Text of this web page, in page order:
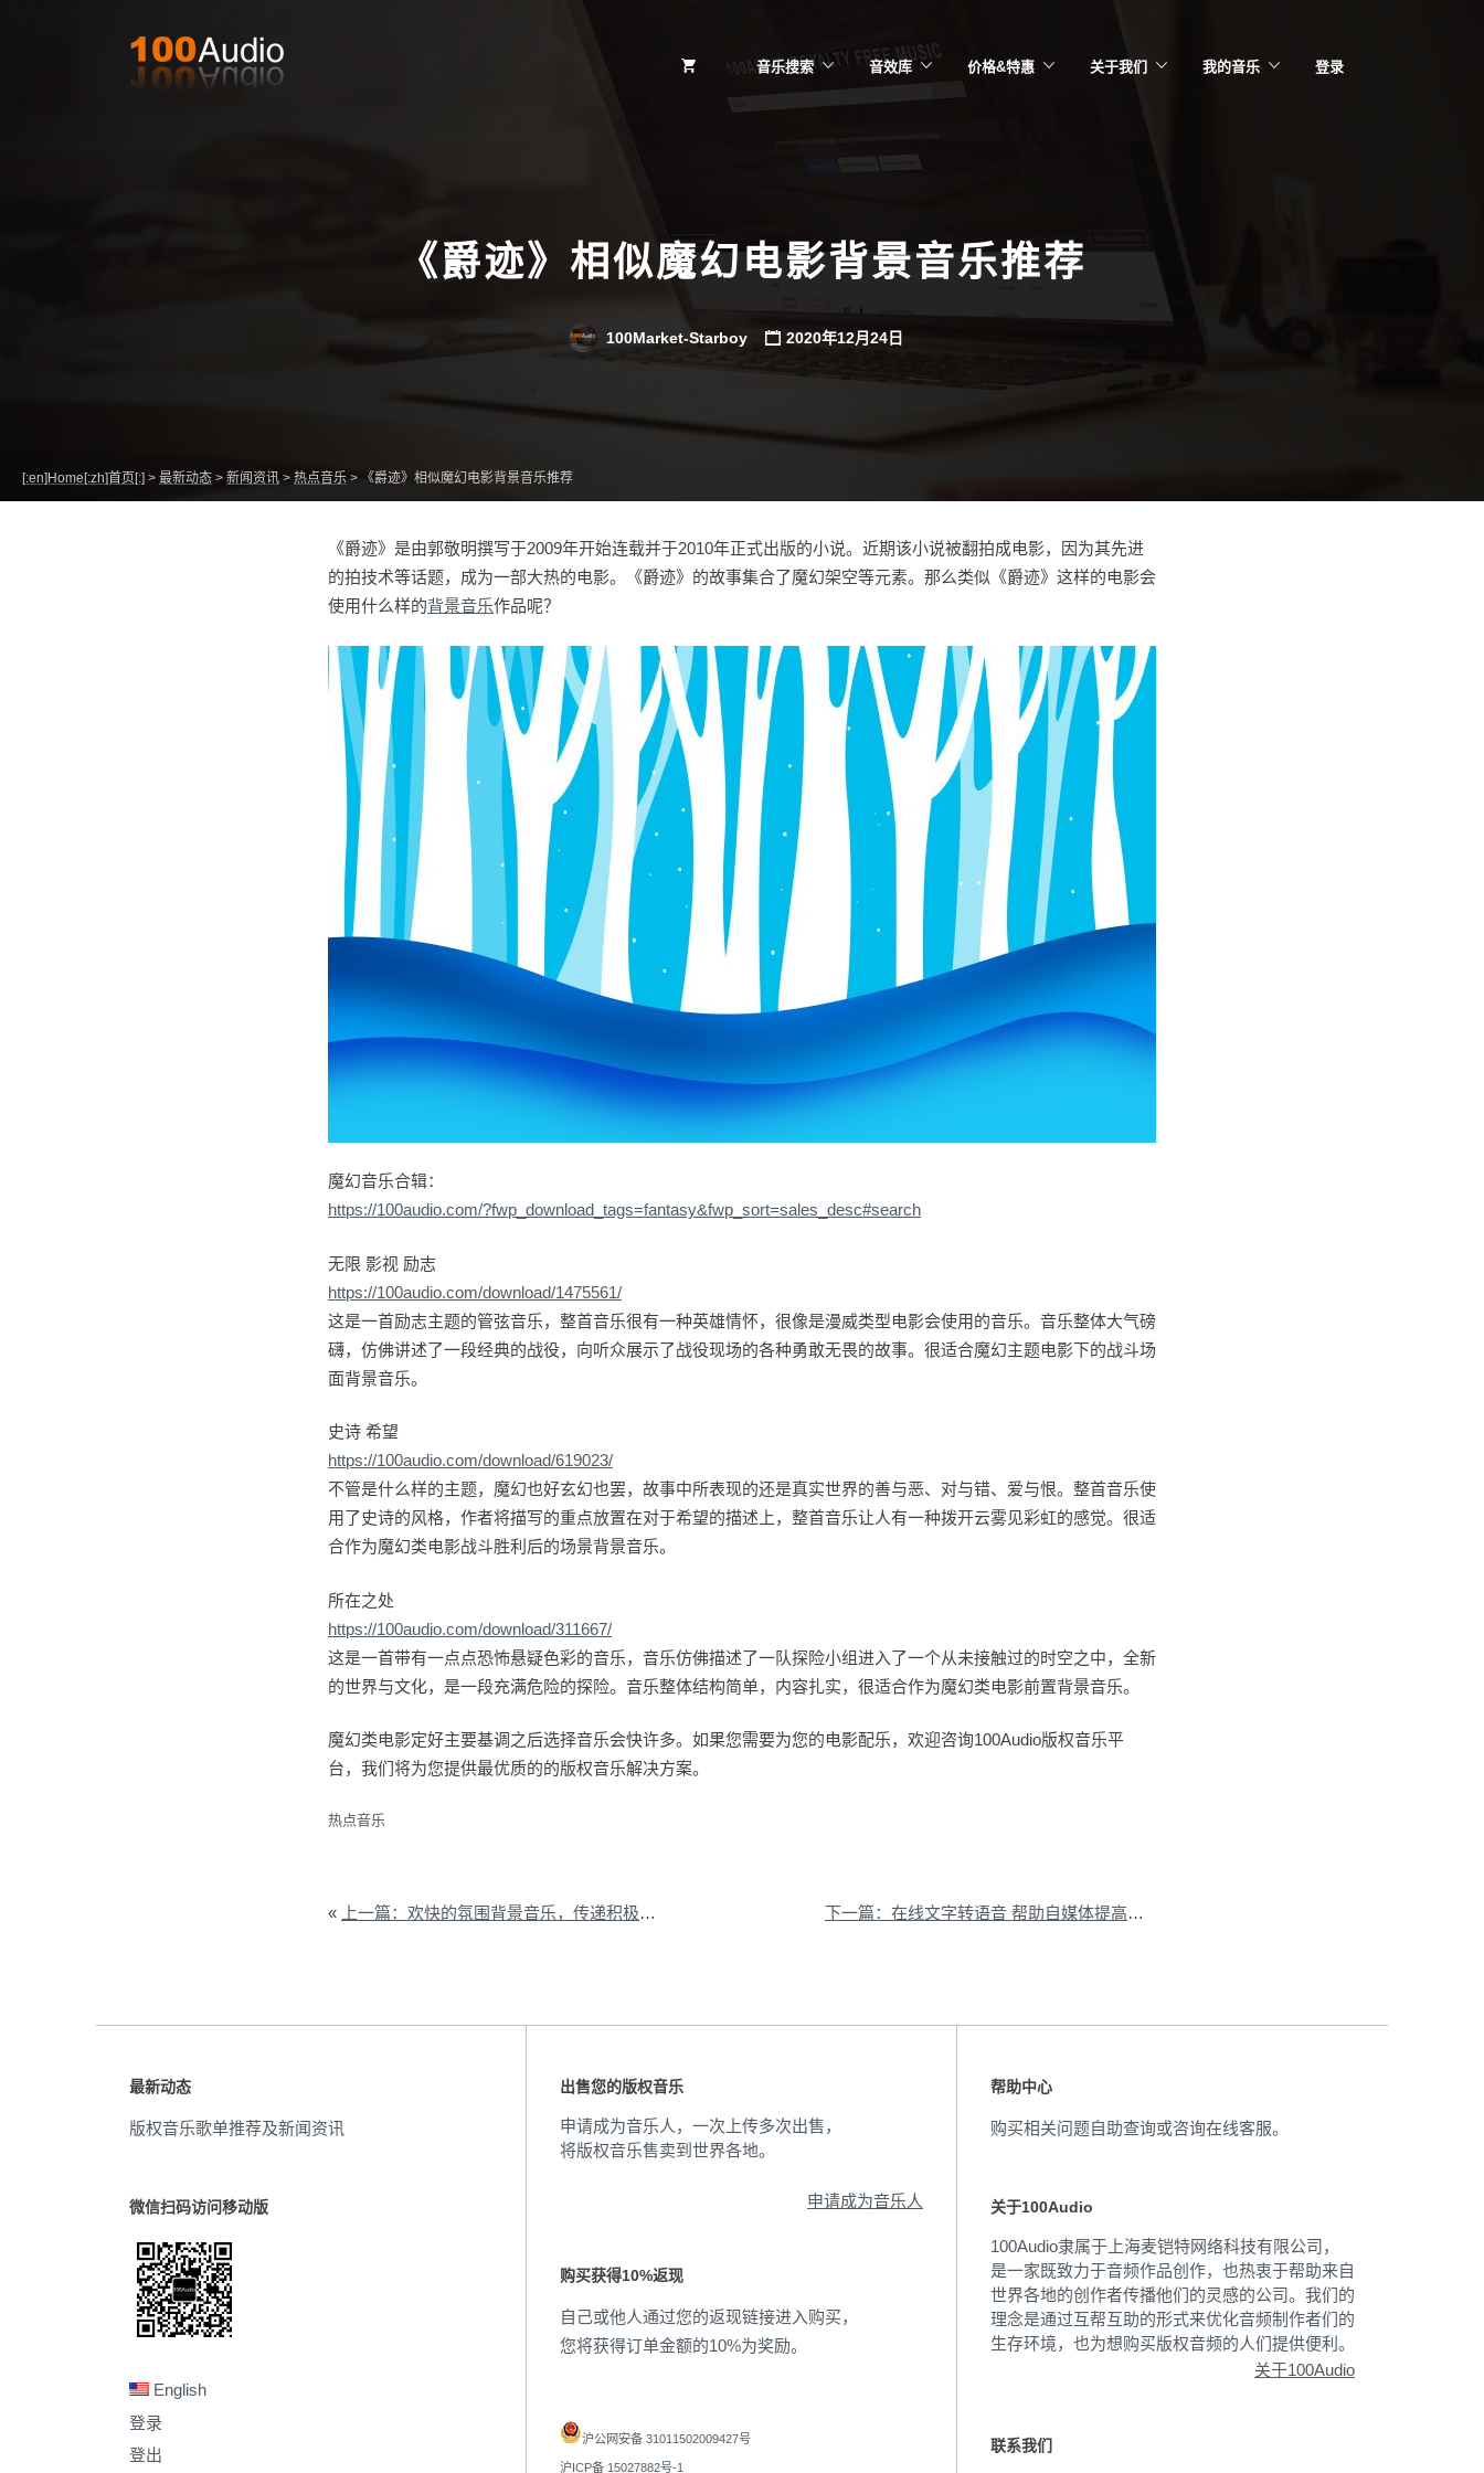
音乐搜索 音效库 价格&特惠 关于我们 我的音乐 登录
《爵迹》相似魔幻电影背景音乐推荐
100Market-Starboy 2020年12月24日
[:en]Home[:zh]首页[:] > 最新动态 > 新闻资讯 > 热点音乐 > 《爵迹》相似魔幻电影背景音乐推荐
《爵迹》是由郭敬明撰写于2009年开始连载并于2010年正式出版的小说。近期该小说被翻拍成电影，因为其先进
的拍技术等话题，成为一部大热的电影。《爵迹》的故事集合了魔幻架空等元素。那么类似《爵迹》这样的电影会
使用什么样的背景音乐作品呢？
魔幻音乐合辑：
https://100audio.com/?fwp_download_tags=fantasy&fwp_sort=sales_desc#search
无限 影视 励志
https://100audio.com/download/1475561/
这是一首励志主题的管弦音乐，整首音乐很有一种英雄情怀，很像是漫威类型电影会使用的音乐。音乐整体大气磅
礴，仿佛讲述了一段经典的战役，向听众展示了战役现场的各种勇敢无畏的故事。很适合魔幻主题电影下的战斗场
面背景音乐。
史诗 希望
https://100audio.com/download/619023/
不管是什么样的主题，魔幻也好玄幻也罢，故事中所表现的还是真实世界的善与恶、对与错、爱与恨。整首音乐使
用了史诗的风格，作者将描写的重点放置在对于希望的描述上，整首音乐让人有一种拨开云雾见彩虹的感觉。很适
合作为魔幻类电影战斗胜利后的场景背景音乐。
所在之处
https://100audio.com/download/311667/
这是一首带有一点点恐怖悬疑色彩的音乐，音乐仿佛描述了一队探险小组进入了一个从未接触过的时空之中，全新
的世界与文化，是一段充满危险的探险。音乐整体结构简单，内容扎实，很适合作为魔幻类电影前置背景音乐。
魔幻类电影定好主要基调之后选择音乐会快许多。如果您需要为您的电影配乐，欢迎咨询100Audio版权音乐平
台，我们将为您提供最优质的的版权音乐解决方案。
热点音乐
« 上一篇：欢快的氛围背景音乐，传递积极正能量 下一篇：在线文字转语音 帮助自媒体提高效率好工具
最新动态
版权音乐歌单推荐及新闻资讯
微信扫码访问移动版
English
登录
登出
出售您的版权音乐
申请成为音乐人，一次上传多次出售，
将版权音乐售卖到世界各地。
申请成为音乐人
购买获得10%返现
自己或他人通过您的返现链接进入购买，
您将获得订单金额的10%为奖励。
沪公网安备 31011502009427号
沪ICP备 15027882号-1
帮助中心
购买相关问题自助查询或咨询在线客服。
关于100Audio
100Audio隶属于上海麦铠特网络科技有限公司，
是一家既致力于音频作品创作，也热衷于帮助来自
世界各地的创作者传播他们的灵感的公司。我们的
理念是通过互帮互助的形式来优化音频制作者们的
生存环境，也为想购买版权音频的人们提供便利。
关于100Audio
联系我们